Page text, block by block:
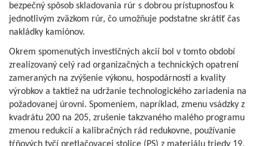
bezpečný spôsob skladovania rúr s dobrou prístupnosťou k
jednotlivým zväzkom rúr, čo umožňuje podstatne skrátiť čas
nakládky kamiónov.
Okrem spomenutých investičných akcií bol v tomto období
zrealizovaný celý rad organizačných a technických opatrení
zameraných na zvýšenie výkonu, hospodárnosti a kvality
výrobkov a taktiež na udržanie technologického zariadenia na
požadovanej úrovni. Spomeniem, napríklad, zmenu vsádzky z
kvadrátu 200 na 205, zrušenie takzvaného malého programu
zmenou redukcií a kalibračných rád redukovne, používanie
tŕňových tyčí pretlačovacej stolice (PS) z materiálu triedy 19,